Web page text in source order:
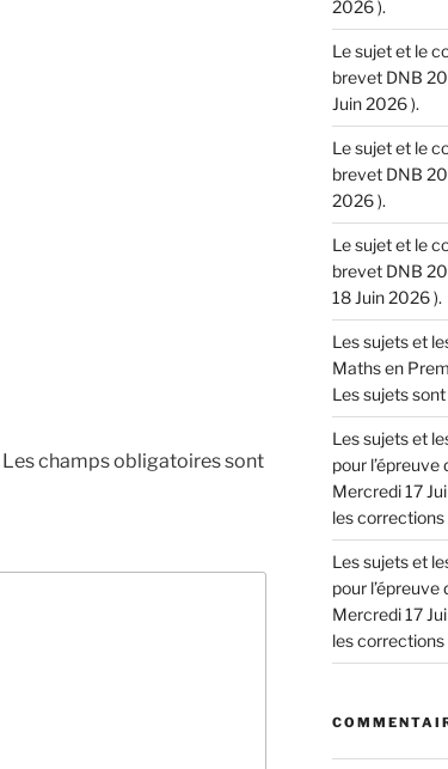
Les champs obligatoires sont
2026 ).
Le sujet et le
brevet DNB
Juin 2026 ).
Le sujet et le
brevet DNB
2026 ).
Le sujet et le
brevet DNB
18 Juin 2026 ).
Les sujets et
Maths en
Les sujets
Les sujets et
pour l’épreuve
Mercredi 17
les corrections
Les sujets et
pour
Mercredi 17
les corrections